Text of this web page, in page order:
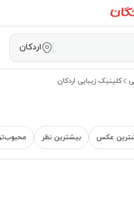
اردکان
کلینیک زیبایی اردکان
عکس بیشترین نظر